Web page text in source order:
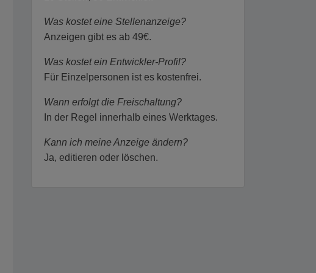
Was kostet eine Stellenanzeige?
Anzeigen gibt es ab 49€.
Was kostet ein Entwickler-Profil?
Für Einzelpersonen ist es kostenfrei.
Wann erfolgt die Freischaltung?
In der Regel innerhalb eines Werktages.
Kann ich meine Anzeige ändern?
Ja, editieren oder löschen.